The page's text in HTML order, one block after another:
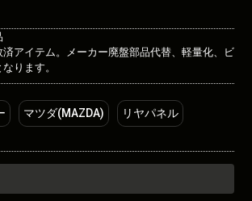
アイテム。メーカー廃盤部品代替、軽量化、ビ
ります。
マツダ(MAZDA) リヤパネル